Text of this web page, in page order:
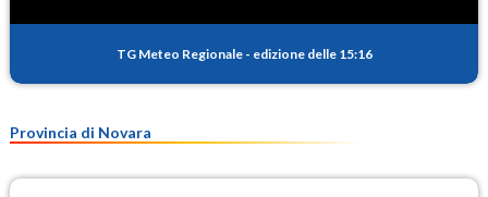
TG Meteo Regionale - edizione delle 15:16
Provincia di Novara